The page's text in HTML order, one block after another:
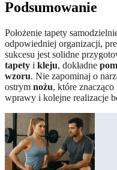
Podsumowanie
Położenie tapety
odpowiedniej organizacji,
sukcesu jest solidne
tapety i kleju, dokładne
wzoru. Nie zapominaj o
ostrym nożu, które znacząco
wprawy i kolejne realizacje
Nawigacja
wpisu